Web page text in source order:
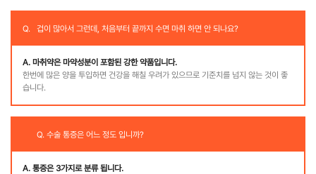
Q. 겁이 많아서 그런데, 처음부터 끝까지 수면 마취 하면 안 되나요?
A. 마취약은 마약성분이 포함된 강한 약품입니다.
한번에 많은 양을 투입하면 건강을 해칠 우려가 있으므로 기준치를 넘지 않는 것이 좋
습니다.
Q. 수술 통증은 어느 정도 입니까?
A. 통증은 3가지로 분류 됩니다.